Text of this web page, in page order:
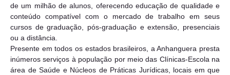
de um milhão de alunos, oferecendo educação de qualidade e
conteúdo compatível com o mercado de trabalho em seus
cursos de graduação, pós-graduação e extensão, presenciais
ou a distância.
Presente em todos os estados brasileiros, a Anhanguera presta
inúmeros serviços à população por meio das Clínicas-Escola na
área de Saúde e Núcleos de Práticas Jurídicas, locais em que